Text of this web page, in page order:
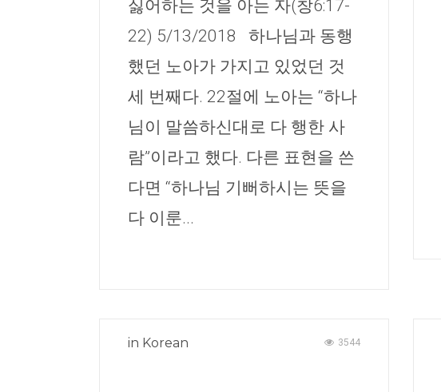
싫어하는 것을 아는 자(창6:17-
22) 5/13/2018 하나님과 동행
했던 노아가 가지고 있었던 것
세 번째다. 22절에 노아는 “하나
님이 말씀하신대로 다 행한 사
람”이라고 했다. 다른 표현을 쓴
다면 “하나님 기뻐하시는 뜻을
다 이룬...
in Korean 3544